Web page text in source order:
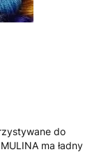
do
ma ładny